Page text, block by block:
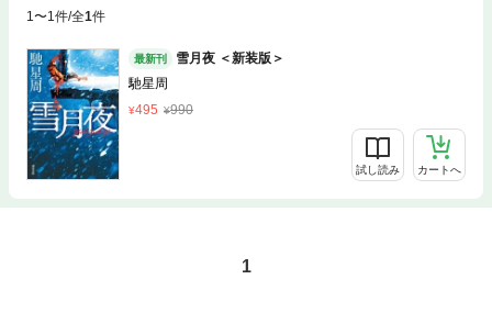
1〜1件/全1件
最新刊
雪月夜 ＜新装版＞
馳星周
495
990
試し読み カートへ
1